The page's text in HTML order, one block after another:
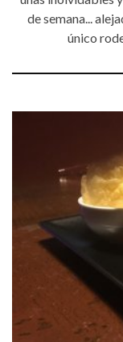
de semana...
único